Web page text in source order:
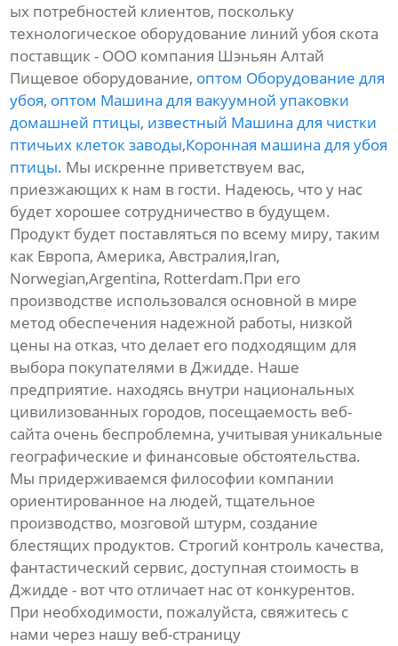
ых потребностей клиентов, поскольку
технологическое оборудование линий убоя скота
поставщик - ООО компания Шэньян Алтай
Пищевое оборудование, оптом Оборудование для
убоя, оптом Машина для вакуумной упаковки
домашней птицы, известный Машина для чистки
птичьих клеток заводы,Коронная машина для убоя
птицы. Мы искренне приветствуем вас,
приезжающих к нам в гости. Надеюсь, что у нас
будет хорошее сотрудничество в будущем.
Продукт будет поставляться по всему миру, таким
как Европа, Америка, Австралия,Iran,
Norwegian,Argentina, Rotterdam.При его
производстве использовался основной в мире
метод обеспечения надежной работы, низкой
цены на отказ, что делает его подходящим для
выбора покупателями в Джидде. Наше
предприятие. находясь внутри национальных
цивилизованных городов, посещаемость веб-
сайта очень беспроблемна, учитывая уникальные
географические и финансовые обстоятельства.
Мы придерживаемся философии компании
ориентированное на людей, тщательное
производство, мозговой штурм, создание
блестящих продуктов. Строгий контроль качества,
фантастический сервис, доступная стоимость в
Джидде - вот что отличает нас от конкурентов.
При необходимости, пожалуйста, свяжитесь с
нами через нашу веб-страницу